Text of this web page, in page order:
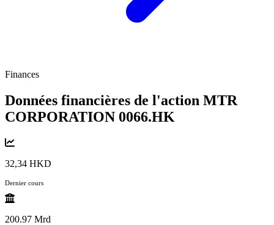
Finances
Données financières de l'action MTR
CORPORATION 0066.HK
32,34 HKD
Dernier cours
200.97 Mrd